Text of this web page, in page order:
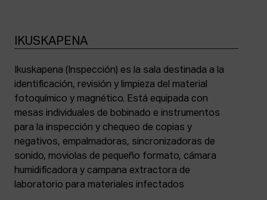
IKUSKAPENA
Ikuskapena (Inspección) es la sala destinada a la
identificación, revisión y limpieza del material
fotoquímico y magnético. Está equipada con
mesas individuales de bobinado e instrumentos
para la inspección y chequeo de copias y
negativos, empalmadoras, sincronizadoras de
sonido, moviolas de pequeño formato, cámara
humidificadora y campana extractora de
laboratorio para materiales infectados